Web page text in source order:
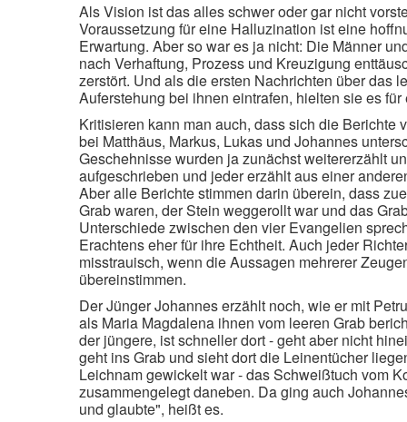
Als Vision ist das alles schwer oder gar nicht
Voraussetzung für eine Halluzination ist eine
Erwartung. Aber so war es ja nicht: Die Männer
nach Verhaftung, Prozess und Kreuzigung
zerstört. Und als die ersten Nachrichten über das
Auferstehung bei ihnen eintrafen, hielten sie es für
Kritisieren kann man auch, dass sich die Berichte
bei Matthäus, Markus, Lukas und Johannes
Geschehnisse wurden ja zunächst weitererzählt
aufgeschrieben und jeder erzählt aus einer
Aber alle Berichte stimmen darin überein, dass
Grab waren, der Stein weggerollt war und das
Unterschiede zwischen den vier Evangelien
Erachtens eher für ihre Echtheit. Auch jeder
misstrauisch, wenn die Aussagen mehrerer
übereinstimmen.
Der Jünger Johannes erzählt noch, wie er mit
als Maria Magdalena ihnen vom leeren Grab
der jüngere, ist schneller dort - geht aber nicht
geht ins Grab und sieht dort die Leinentücher
Leichnam gewickelt war - das Schweißtuch vom
zusammengelegt daneben. Da ging auch
und glaubte", heißt es.